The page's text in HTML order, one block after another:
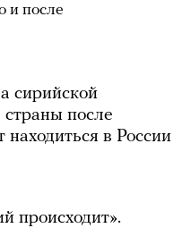
и после
сирийской
после
в России
происходит».